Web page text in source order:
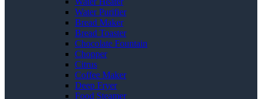
Water Purifier
Bread Maker
Bread Toaster
Chocolate Fountain
Chopper
Citrus
Coffee Maker
Deep Fryer
Food Steamer